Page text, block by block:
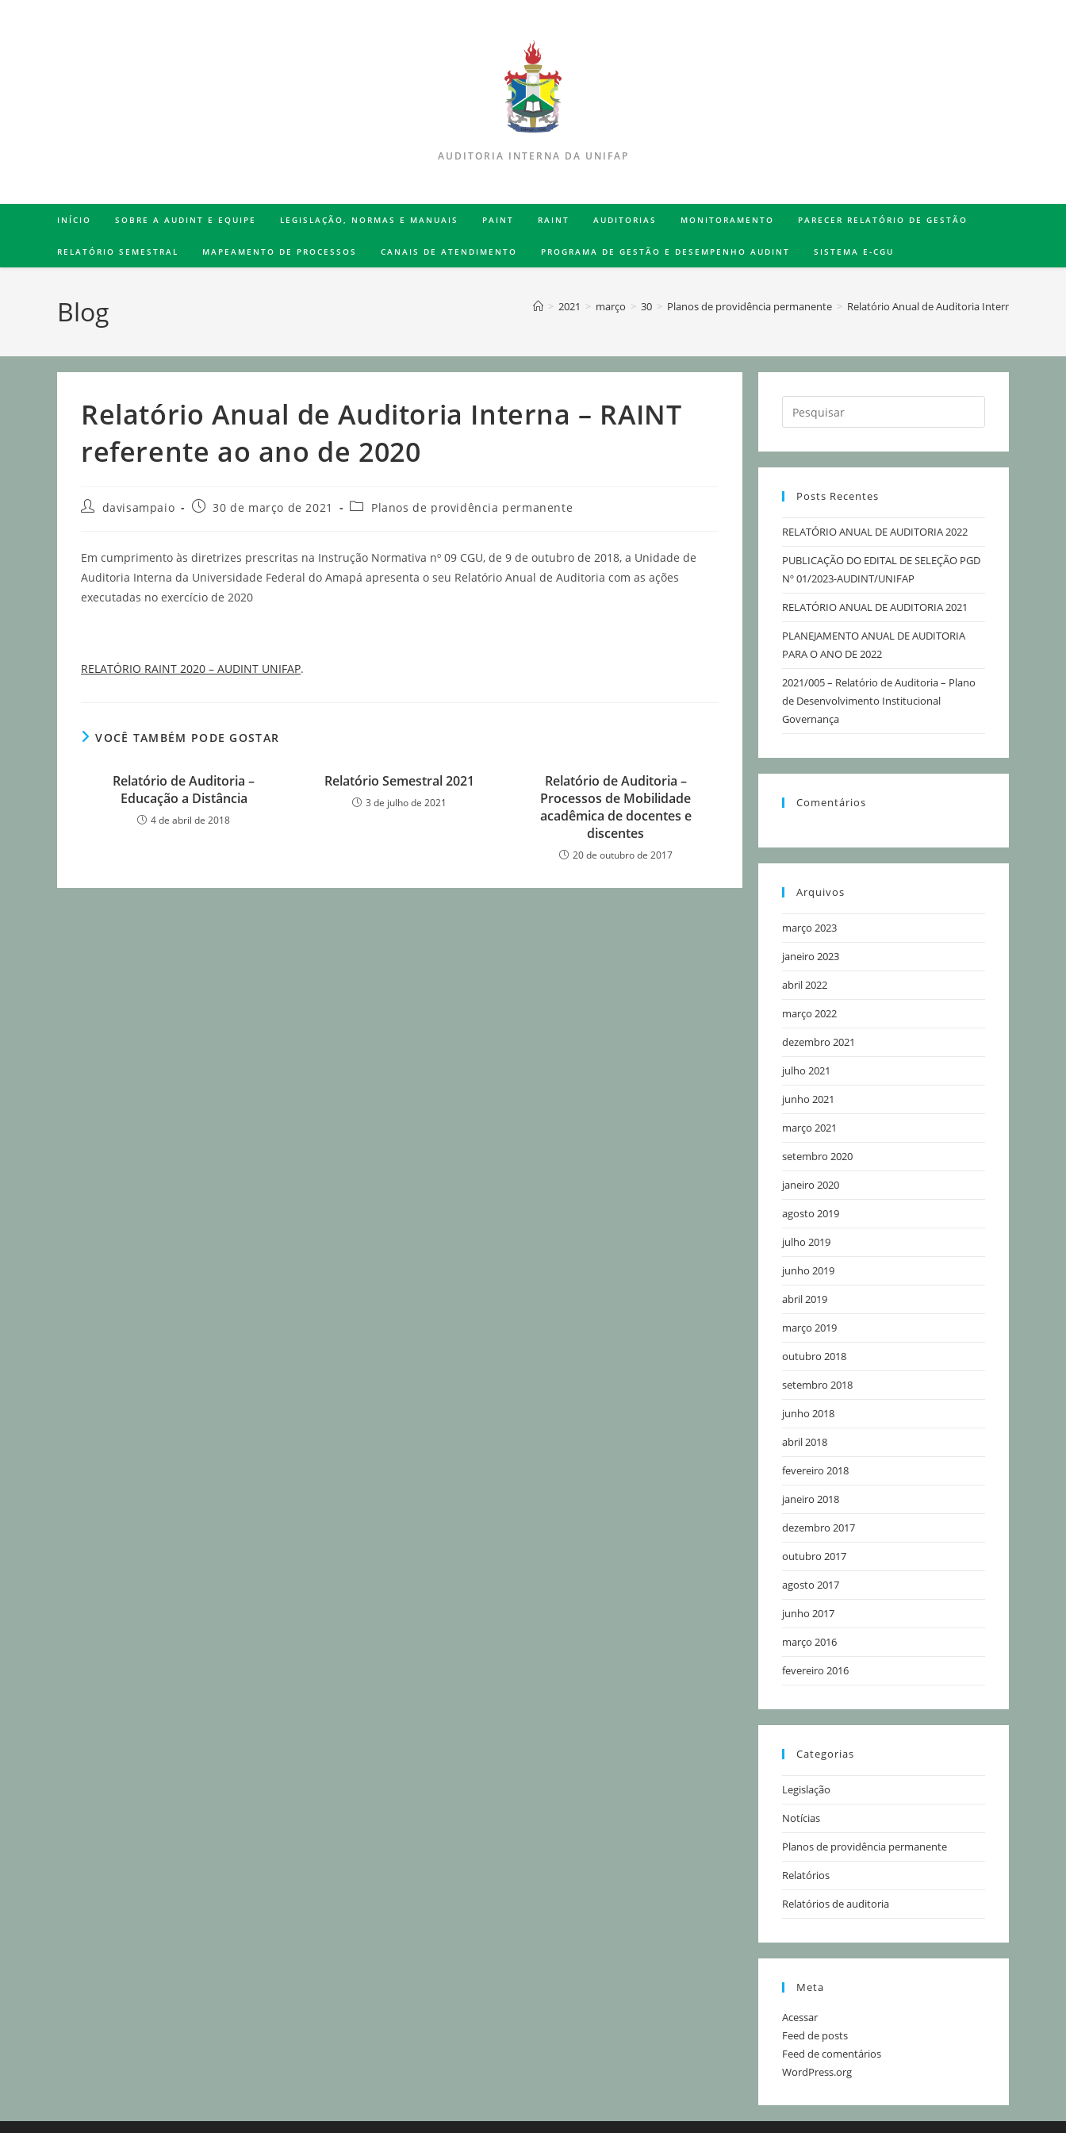
AUDITORIA INTERNA DA UNIFAP
INÍCIO SOBRE A AUDINT E EQUIPE LEGISLAÇÃO, NORMAS E MANUAIS PAINT RAINT AUDITORIAS MONITORAMENTO PARECER RELATÓRIO DE GESTÃO
RELATÓRIO SEMESTRAL MAPEAMENTO DE PROCESSOS CANAIS DE ATENDIMENTO PROGRAMA DE GESTÃO E DESEMPENHO AUDINT SISTEMA E-CGU
Blog > 2021 > março > 30 > Planos de providência permanente > Relatório Anual de Auditoria Interna – RAINT
Relatório Anual de Auditoria Interna – RAINT
referente ao ano de 2020
davisampaio 30 de março de 2021 Planos de providência permanente
Em cumprimento às diretrizes prescritas na Instrução Normativa nº 09 CGU, de 9 de outubro de 2018, a Unidade de
Auditoria Interna da Universidade Federal do Amapá apresenta o seu Relatório Anual de Auditoria com as ações
executadas no exercício de 2020
RELATÓRIO RAINT 2020 – AUDINT UNIFAP.
VOCÊ TAMBÉM PODE GOSTAR
Relatório de Auditoria –
Educação a Distância
4 de abril de 2018
Relatório Semestral 2021
3 de julho de 2021
Relatório de Auditoria –
Processos de Mobilidade
acadêmica de docentes e
discentes
20 de outubro de 2017
Posts Recentes
RELATÓRIO ANUAL DE AUDITORIA 2022
PUBLICAÇÃO DO EDITAL DE SELEÇÃO PGD
Nº 01/2023-AUDINT/UNIFAP
RELATÓRIO ANUAL DE AUDITORIA 2021
PLANEJAMENTO ANUAL DE AUDITORIA
PARA O ANO DE 2022
2021/005 – Relatório de Auditoria – Plano
de Desenvolvimento Institucional
Governança
Comentários
Arquivos
março 2023
janeiro 2023
abril 2022
março 2022
dezembro 2021
julho 2021
junho 2021
março 2021
setembro 2020
janeiro 2020
agosto 2019
julho 2019
junho 2019
abril 2019
março 2019
outubro 2018
setembro 2018
junho 2018
abril 2018
fevereiro 2018
janeiro 2018
dezembro 2017
outubro 2017
agosto 2017
junho 2017
março 2016
fevereiro 2016
Categorias
Legislação
Notícias
Planos de providência permanente
Relatórios
Relatórios de auditoria
Meta
Acessar
Feed de posts
Feed de comentários
WordPress.org